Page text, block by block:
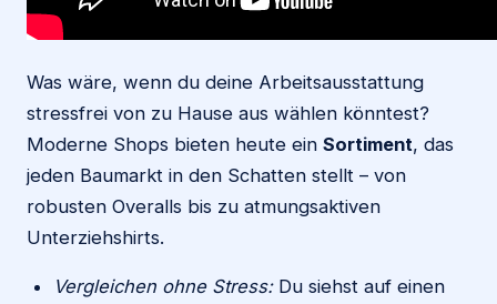
Was wäre, wenn du deine Arbeitsausstattung
stressfrei von zu Hause aus wählen könntest?
Moderne Shops bieten heute ein Sortiment, das
jeden Baumarkt in den Schatten stellt – von
robusten Overalls bis zu atmungsaktiven
Unterziehshirts.
Vergleichen ohne Stress:Du siehst auf einen